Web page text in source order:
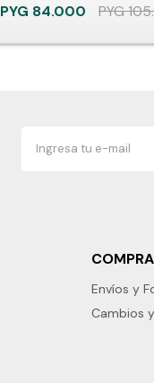
PYG 84.000 PYG
COMPRA
Envíos y
Cambios